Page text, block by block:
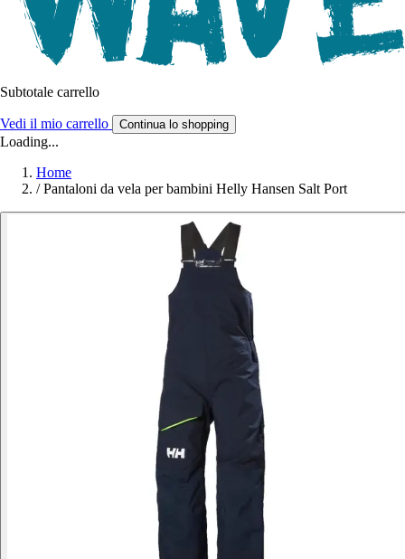
Subtotale carrello
Vedi il mio carrello Continua lo shopping
Loading...
Home
/ Pantaloni da vela per bambini Helly Hansen Salt Port